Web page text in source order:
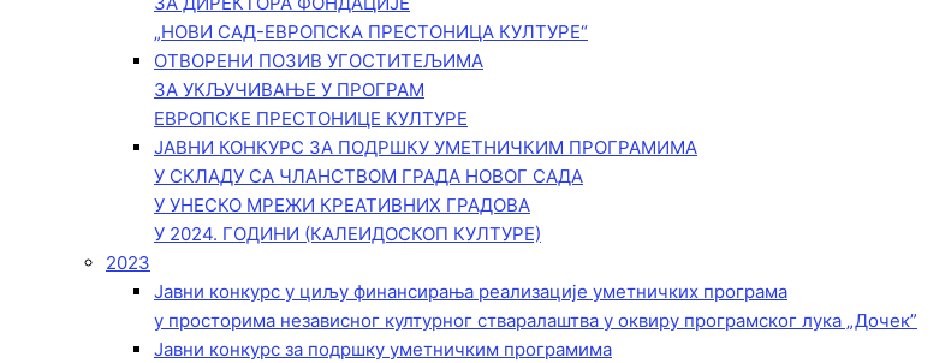
„НОВИ САД-ЕВРОПСКА ПРЕСТОНИЦА КУЛТУРЕ“
ОТВОРЕНИ ПОЗИВ УГОСТИТЕЉИМА
ЗА УКЉУЧИВАЊЕ У ПРОГРАМ
ЕВРОПСКЕ ПРЕСТОНИЦЕ КУЛТУРЕ
ЈАВНИ КОНКУРС ЗА ПОДРШКУ УМЕТНИЧКИМ ПРОГРАМИМА
У СКЛАДУ СА ЧЛАНСТВОМ ГРАДА НОВОГ САДА
У УНЕСКО МРЕЖИ КРЕАТИВНИХ ГРАДОВА
У 2024. ГОДИНИ (КАЛЕИДОСКОП КУЛТУРЕ)
2023
Јавни конкурс у циљу финансирања реализације уметничких програма
у просторима независног културног стваралаштва у оквиру програмског лука „Дочек”
Јавни конкурс за подршку уметничким програмима